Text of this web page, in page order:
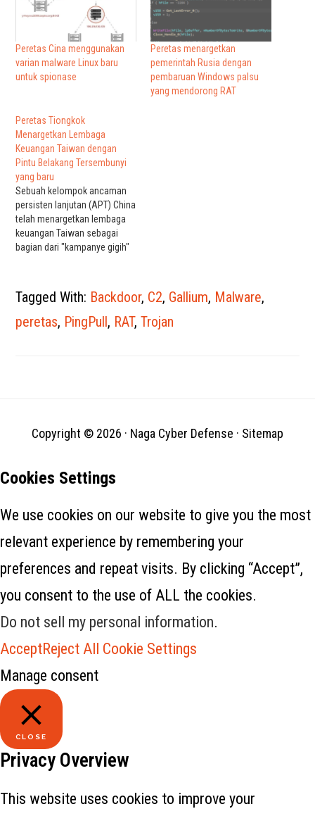
Peretas Cina menggunakan
varian malware Linux baru
untuk spionase
Peretas menargetkan
pemerintah Rusia dengan
pembaruan Windows palsu
yang mendorong RAT
Peretas Tiongkok
Menargetkan Lembaga
Keuangan Taiwan dengan
Pintu Belakang Tersembunyi
yang baru
Sebuah kelompok ancaman
persisten lanjutan (APT) China
telah menargetkan lembaga
keuangan Taiwan sebagai
bagian dari "kampanye gigih"
Penyusupantersebut
bertujuan pionase,
mengakibatkan penyebaran
pintu belakang yang disebut
Tagged With: Backdoor, C2, Gallium, Malware,
peretas, PingPull, RAT,Trojan
Copyright © 2026 · Naga Cyber Defense · Sitemap
Cookies Settings
We use cookies on our website to give you the most
relevant experience by remembering your
preferences and repeat visits. By clicking “Accept”,
you consent to the use of ALL the cookies.
Do not sell my personal information.
AcceptReject All Cookie Settings
Manage consent
CLOSE
Privacy Overview
This website uses cookies to improve your